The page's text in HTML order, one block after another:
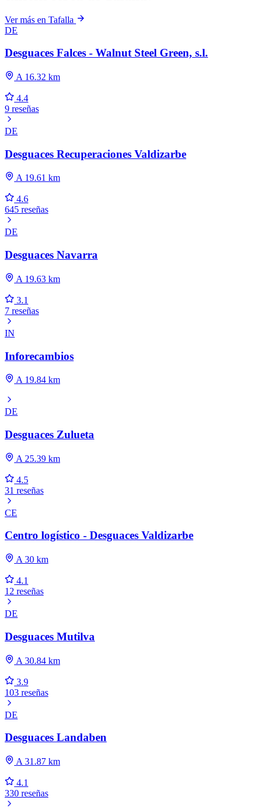
Ver más en Tafalla
DE
Desguaces Falces - Walnut Steel Green, s.l.
A 16.32 km
4.4
9 reseñas
DE
Desguaces Recuperaciones Valdizarbe
A 19.61 km
4.6
645 reseñas
DE
Desguaces Navarra
A 19.63 km
3.1
7 reseñas
IN
Inforecambios
A 19.84 km
DE
Desguaces Zulueta
A 25.39 km
4.5
31 reseñas
CE
Centro logístico - Desguaces Valdizarbe
A 30 km
4.1
12 reseñas
DE
Desguaces Mutilva
A 30.84 km
3.9
103 reseñas
DE
Desguaces Landaben
A 31.87 km
4.1
330 reseñas